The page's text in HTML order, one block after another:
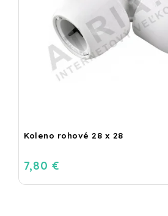
Koleno rohové 28 x 28
7,80 €